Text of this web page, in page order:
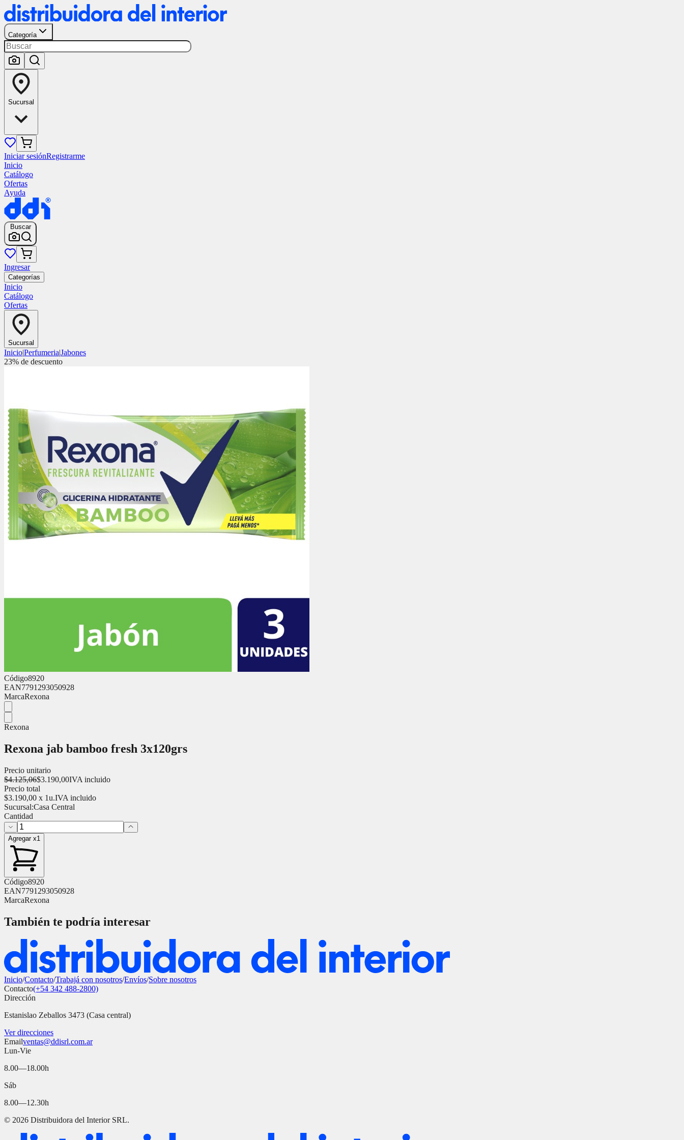
Categoría
Sucursal
Iniciar sesiónRegistrarme
Inicio
Catálogo
Ofertas
Ayuda
Buscar
Ingresar
Categorías
Inicio
Catálogo
Ofertas
Sucursal
Inicio|Perfumeria|Jabones
23% de descuento
Código8920
EAN7791293050928
MarcaRexona
Rexona
Rexona jab bamboo fresh 3x120grs
Precio unitario
$4.125,06$3.190,00IVA incluido
Precio total
$3.190,00 x 1u.IVA incluido
Sucursal:Casa Central
Cantidad
Agregar x1
Código8920
EAN7791293050928
MarcaRexona
También te podría interesar
Inicio/Contacto/Trabajá con nosotros/Envíos/Sobre nosotros
Contacto(+54 342 488-2800)
Dirección
Estanislao Zeballos 3473 (Casa central)
Ver direcciones
Emailventas@ddisrl.com.ar
Lun-Vie
8.00—18.00h
Sáb
8.00—12.30h
© 2026 Distribuidora del Interior SRL.